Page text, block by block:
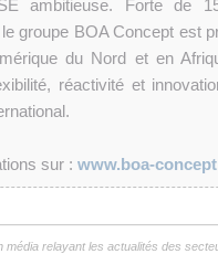
ambitieuse. Forte de
le groupe BOA Concept est
du Nord et en
réactivité et
sur : www.boa-
média relayant les actualités des